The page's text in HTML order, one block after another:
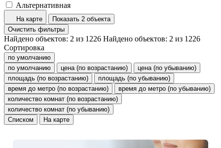
Альтернативная
На карте
Показать 2 объекта
Очистить фильтры
Найдено объектов: 2 из 1226 Найдено объектов: 2 из 1226
Сортировка
по умолчанию
по умолчанию
цена (по возрастанию)
цена (по убыванию)
площадь (по возрастанию)
площадь (по убыванию)
время до метро (по возрастанию)
время до метро (по убыванию)
количество комнат (по возрастанию)
количество комнат (по убыванию)
Списком
На карте